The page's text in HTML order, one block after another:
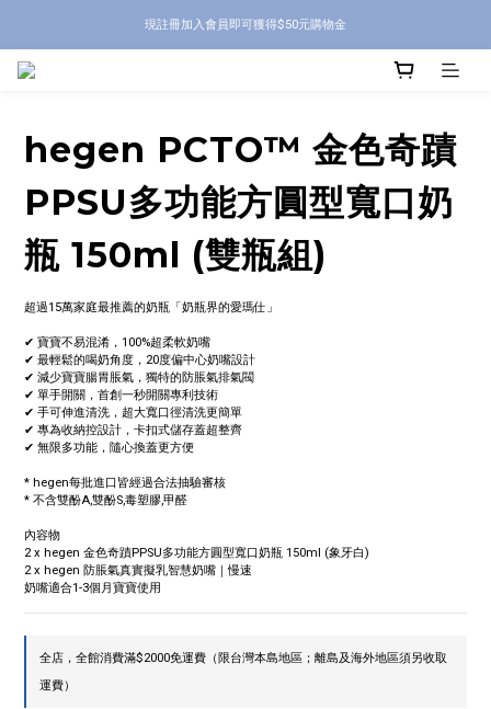
現註冊加入會員即可獲得$50元購物金
hegen PCTO™ 金色奇蹟
PPSU多功能方圓型寬口奶
瓶 150ml (雙瓶組)
超過15萬家庭最推薦的奶瓶「奶瓶界的愛瑪仕」
✔ 寶寶不易混淆，100%超柔軟奶嘴
✔ 最輕鬆的喝奶角度，20度偏中心奶嘴設計
✔ 減少寶寶腸胃脹氣，獨特的防脹氣排氣閥
✔ 單手開關，首創一秒開關專利技術
✔ 手可伸進清洗，超大寬口徑清洗更簡單
✔ 專為收納控設計，卡扣式儲存蓋超整齊
✔ 無限多功能，隨心換蓋更方便
* hegen每批進口皆經過合法抽驗審核
* 不含雙酚A,雙酚S,毒塑膠,甲醛
內容物
2 x hegen 金色奇蹟PPSU多功能方圓型寬口奶瓶 150ml (象牙白)
2 x hegen 防脹氣真實擬乳智慧奶嘴｜慢速
奶嘴適合1-3個月寶寶使用
全店，全館消費滿$2000免運費（限台灣本島地區；離島及海外地區須另收取
運費）